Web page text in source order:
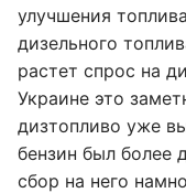
улучшения
дизельного
растет спрос на
Украине это
дизтопливо уже
бензин был более
сбор на него